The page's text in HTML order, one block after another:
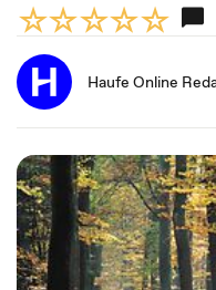
Haufe Online